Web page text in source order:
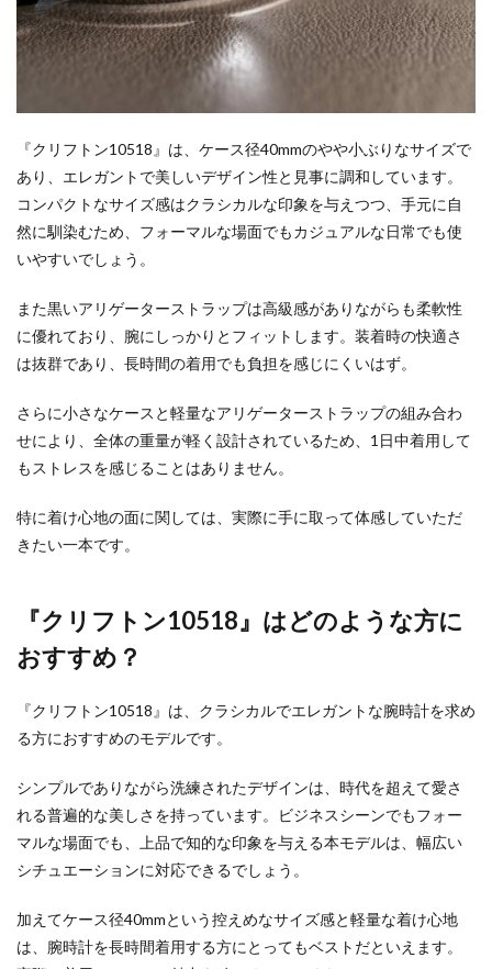
『クリフトン10518』は、ケース径40mmのやや小ぶりなサイズで
あり、エレガントで美しいデザイン性と見事に調和しています。
コンパクトなサイズ感はクラシカルな印象を与えつつ、手元に自
然に馴染むため、フォーマルな場面でもカジュアルな日常でも使
いやすいでしょう。
また黒いアリゲーターストラップは高級感がありながらも柔軟性
に優れており、腕にしっかりとフィットします。装着時の快適さ
は抜群であり、長時間の着用でも負担を感じにくいはず。
さらに小さなケースと軽量なアリゲーターストラップの組み合わ
せにより、全体の重量が軽く設計されているため、1日中着用して
もストレスを感じることはありません。
特に着け心地の面に関しては、実際に手に取って体感していただ
きたい一本です。
『クリフトン10518』はどのような方に
おすすめ？
『クリフトン10518』は、クラシカルでエレガントな腕時計を求め
る方におすすめのモデルです。
シンプルでありながら洗練されたデザインは、時代を超えて愛さ
れる普遍的な美しさを持っています。ビジネスシーンでもフォー
マルな場面でも、上品で知的な印象を与える本モデルは、幅広い
シチュエーションに対応できるでしょう。
加えてケース径40mmという控えめなサイズ感と軽量な着け心地
は、腕時計を長時間着用する方にとってもベストだといえます。